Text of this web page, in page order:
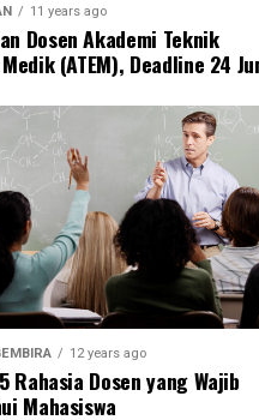
11 years ago
Dosen Akademi Teknik
(ATEM), Deadline 24
12 years ago
Rahasia Dosen yang Wajib
Mahasiswa